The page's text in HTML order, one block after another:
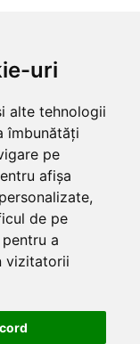
uri
alte tehnologii
îmbunătăți
pe
afișa
de pe
a
vizitatorii
SDS
Oakley
Alpina